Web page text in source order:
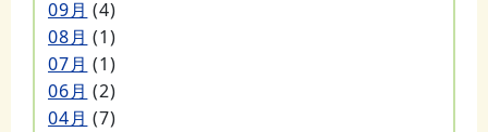
09月 (4)
08月 (1)
07月 (1)
06月 (2)
04月 (7)